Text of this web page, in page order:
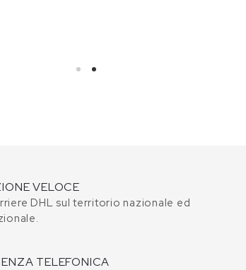
VELOCE
DHL sul territorio nazionale ed
TELEFONICA